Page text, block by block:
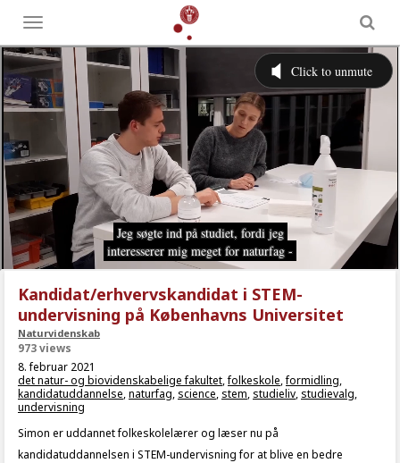
Toggle
menu
Kandidat/erhvervskandidat i STEM-
undervisning på Københavns Universitet
Naturvidenskab
973 views
8. februar 2021
det natur- og biovidenskabelige fakultet,folkeskole,formidling,
kandidatuddannelse,naturfag, science, stem, studieliv, studievalg,
undervisning
Simon er uddannet folkeskolelærer og læser nu på
kandidatuddannelsen i STEM-undervisning for at blive en bedre